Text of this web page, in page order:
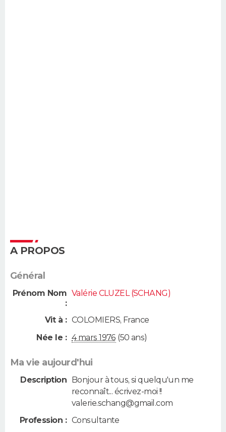
A PROPOS
Général
Prénom Nom
:
Valérie CLUZEL (SCHANG)
Vit à : COLOMIERS, France
Née le : 4 mars 1976 (50 ans)
Ma vie aujourd'hui
Description Bonjour à tous, si quelqu'un me
reconnaît... écrivez-moi !!
valerie.schang@gmail.com
Profession : Consultante